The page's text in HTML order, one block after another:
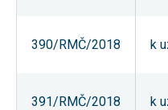
390/RMČ/2018 k
391/RMČ/2018 k